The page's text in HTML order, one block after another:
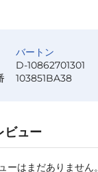
バートン
D-10862701301
103851BA38
ビュー
ーはまだありません。